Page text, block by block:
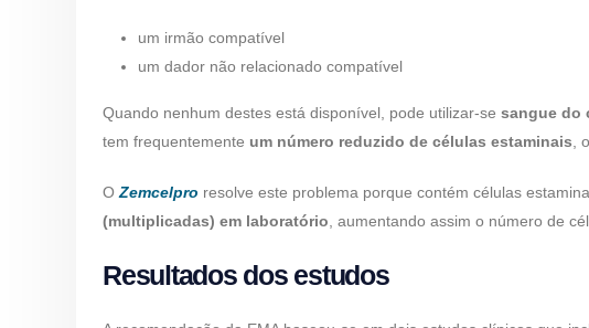
um irmão compatível
um dador não relacionado compatível
Quando nenhum destes está disponível, pode utilizar-se sangue do
tem frequentemente um número reduzido de células estaminais ,
O Zemcelpro resolve este problema porque contém células
(multiplicadas) em laboratório , aumentando assim o número de
Resultados dos estudos